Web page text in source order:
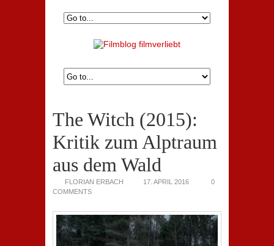
The Witch (2015):
Kritik zum Alptraum
aus dem Wald
FLORIAN ERBACH 17. APRIL 2016
0
COMMENTS